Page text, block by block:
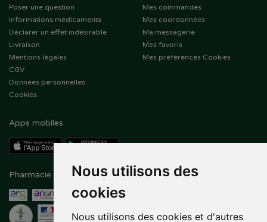
Nous utilisons des
cookies
Nous utilisons des cookies et d'autres
Poser une question
Informations médicaments
Déclarer un effet indésirable
Livraison
Mentions légales
CGV
Données personnelles
Cookies
Mes commandes
Mes coordonnées
Ma messagerie
Mes favoris
Mes préférences Cookies
Apps mobiles
Pharmacie en ligne agréée Paiement sécurisé